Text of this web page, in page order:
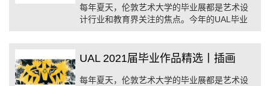
每年夏天，伦敦艺术大学的毕业展都是艺术设
计行业和教育界关注的焦点。今年的UAL毕业
选，让大家欣赏到伦艺学子精妙的创意和高超
UAL 2021届毕业作品精选丨插画
每年夏天，伦敦艺术大学的毕业展都是艺术设